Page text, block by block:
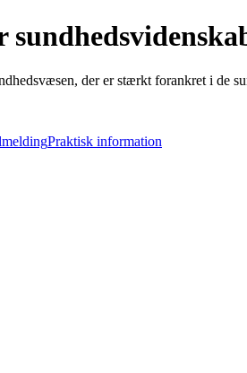
der er stærkt forankret i de
Praktisk information